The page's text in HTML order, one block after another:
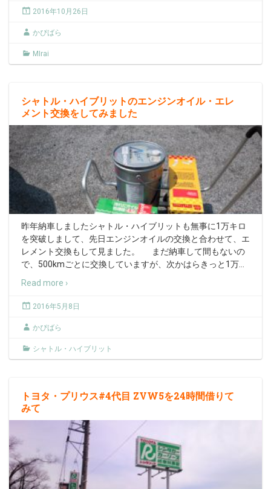
2016年10月26日
かぴばら
MIrai
シャトル・ハイブリットのエンジンオイル・エレ
メント交換をしてみました
昨年納車しましたシャトル・ハイブリットも無事に1万キロ
を突破しまして、先日エンジンオイルの交換と合わせて、エ
レメント交換もして見ました。 まだ納車して間もないの
で、500kmごとに交換していますが、次かはらきっと1万
Read more ›
2016年5月8日
かぴばら
シャトル・ハイブリット
トヨタ・プリウス#4代目 ZVW5を24時間借りて
みて